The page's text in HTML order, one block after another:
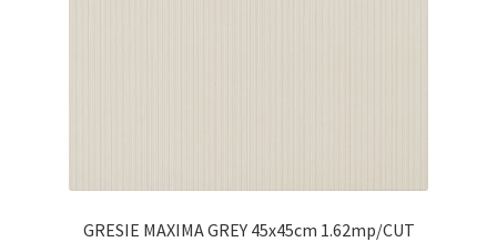
GRESIE MAXIMA GREY 45x45cm 1.62mp/CUT